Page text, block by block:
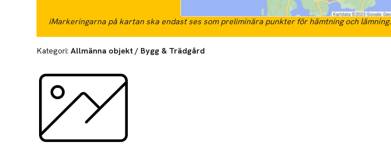
iMarkeringarna på kartan ska endast ses som preliminära punkter för hämtning och lämning.
Kategori: Allmänna objekt / Bygg & Trädgård